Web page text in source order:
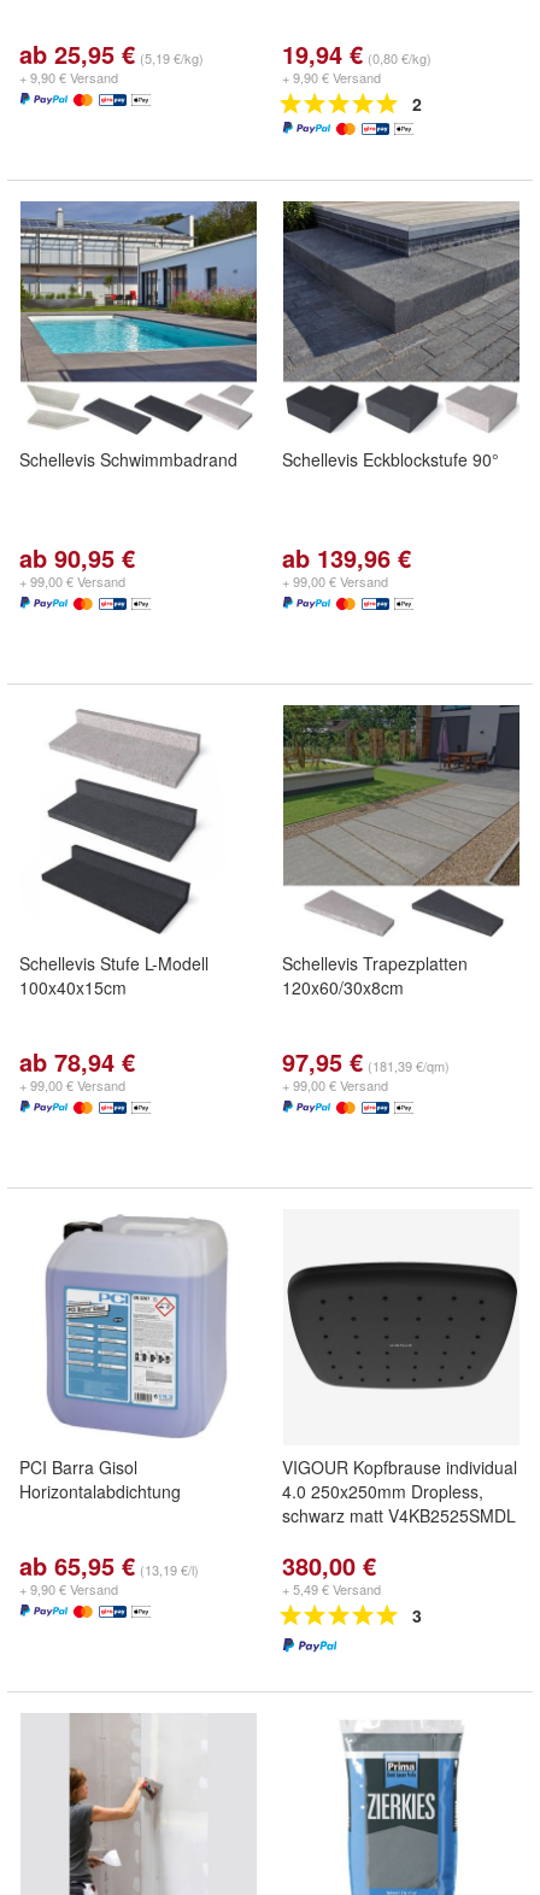
ab 25,95 € (5,19 €/kg)
+ 9,90 € Versand
19,94 € (0,80 €/kg)
+ 9,90 € Versand
2
Schellevis Schwimmbadrand
ab 90,95 €
+ 99,00 € Versand
Schellevis Eckblockstufe 90°
ab 139,96 €
+ 99,00 € Versand
Schellevis Stufe L-Modell
100x40x15cm
ab 78,94 €
+ 99,00 € Versand
Schellevis Trapezplatten
120x60/30x8cm
97,95 € (181,39 €/qm)
+ 99,00 € Versand
PCI Barra Gisol
Horizontalabdichtung
ab 65,95 € (13,19 €/l)
+ 9,90 € Versand
VIGOUR Kopfbrause individual
4.0 250x250mm Dropless,
schwarz matt V4KB2525SMDL
380,00 €
+ 5,49 € Versand
3